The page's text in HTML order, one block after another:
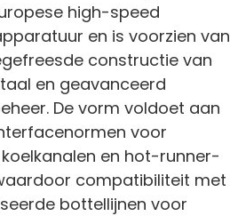
high-speed
en is voorzien van
constructie van
en geavanceerd
De vorm voldoet aan
voor
en hot-runner-
compatibiliteit met
bottellijnen voor